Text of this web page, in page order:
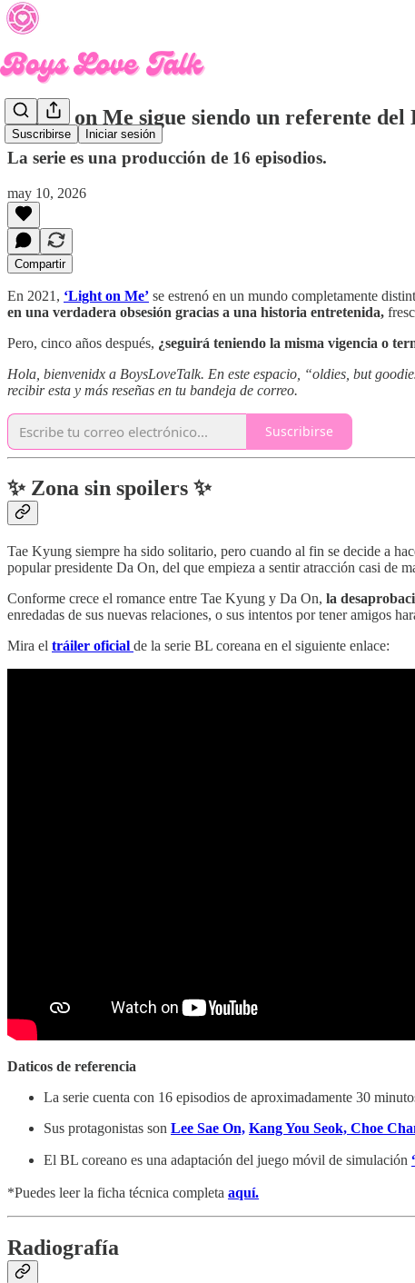
Suscribirse Iniciar sesión
¿Light on Me sigue siendo un referente del
La serie es una producción de 16 episodios.
may 10, 2026
Compartir
En 2021, ‘Light on Me’ se estrenó en un mundo completamente
en una verdadera obsesión gracias a una historia entretenida,
Pero, cinco años después, ¿seguirá teniendo la misma vigencia o
Hola, bienvenidx a BoysLoveTalk. En este espacio, “oldies, but
recibir esta y más reseñas en tu bandeja de correo.
Suscribirse
✨ Zona sin spoilers ✨
Tae Kyung siempre ha sido solitario, pero cuando al fin se decide a
popular presidente Da On, del que empieza a sentir atracción casi de
Conforme crece el romance entre Tae Kyung y Da On, la
enredadas de sus nuevas relaciones, o sus intentos por tener amigos
Mira el tráiler oficial de la serie BL coreana en el siguiente enlace:
Daticos de referencia
La serie cuenta con 16 episodios de aproximadamente 30
Sus protagonistas son Lee Sae On, Kang You Seok, Choe
El BL coreano es una adaptación del juego móvil de simulación
*Puedes leer la ficha técnica completa aquí.
Radiografía